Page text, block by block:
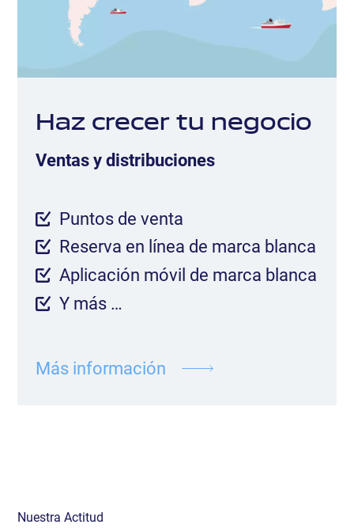
Haz crecer tu negocio
Ventas y distribuciones
Puntos de venta
Reserva en línea de marca blanca
Aplicación móvil de marca blanca
Y más …
Más información
Nuestra Actitud